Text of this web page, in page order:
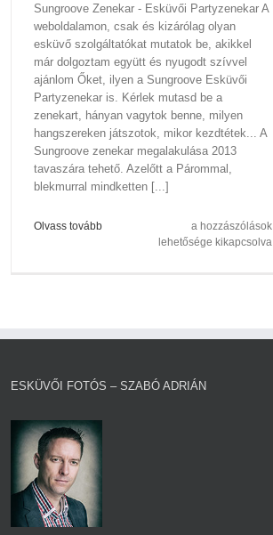
Sungroove Zenekar - Esküvői Partyzenekar A
weboldalamon, csak és kizárólag olyan
esküvő szolgáltatókat mutatok be, akikkel
már dolgoztam együtt és nyugodt szívvel
ajánlom Őket, ilyen a Sungroove Esküvői
Partyzenekar is. Kérlek mutasd be a
zenekart, hányan vagytok benne, milyen
hangszereken játszotok, mikor kezdtétek... A
Sungroove zenekar megalakulása 2013
tavaszára tehető. Azelőtt a Párommal,
blekmurral mindketten [...]
Olvass tovább
Sungroove
Zenekar
a hozzászólások
lehetősége kikapcsolva
ESKÜVŐI FOTÓS – SZABÓ ADRIÁN